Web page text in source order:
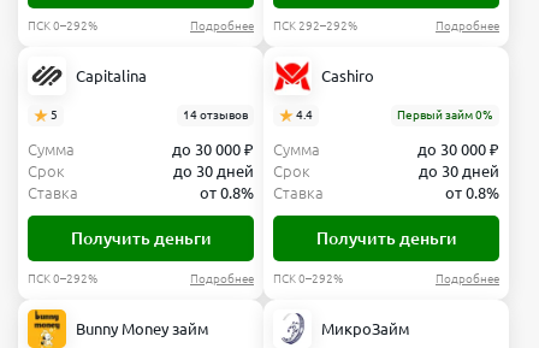
ПСК 0–292% Подробнее ПСК 292–292% Подробнее
Capitalina
5 14 отзывов
Сумма
до 30 000 ₽
Срок
до 30 дней
Ставка
от 0.8%
Получить деньги
ПСК 0–292% Подробнее
Cashiro
4.4 Первый займ 0%
Сумма
до 30 000 ₽
Срок
до 30 дней
Ставка
от 0.8%
Получить деньги
ПСК 0–292% Подробнее
Bunny Money займ МикроЗайм